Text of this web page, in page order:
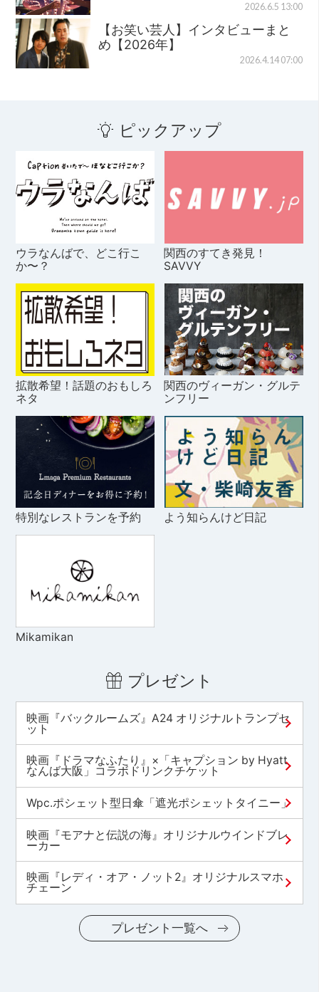
2026.6.5 13:00
【お笑い芸人】インタビューまと
め【2026年】
2026.4.14 07:00
ピックアップ
ウラなんばで、どこ行こ
か〜？
関西のすてき発見！
SAVVY
拡散希望！話題のおもしろ
ネタ
関西のヴィーガン・グルテ
ンフリー
特別なレストランを予約 よう知らんけど日記
Mikamikan
プレゼント
映画『バックルームズ』A24 オリジナルトランプセ
ット
映画『ドラマなふたり』×「キャプション by Hyatt
なんば大阪」コラボドリンクチケット
Wpc.ポシェット型日傘「遮光ポシェットタイニー」
映画『モアナと伝説の海』オリジナルウインドブレ
ーカー
映画『レディ・オア・ノット2』オリジナルスマホ
チェーン
プレゼント一覧へ